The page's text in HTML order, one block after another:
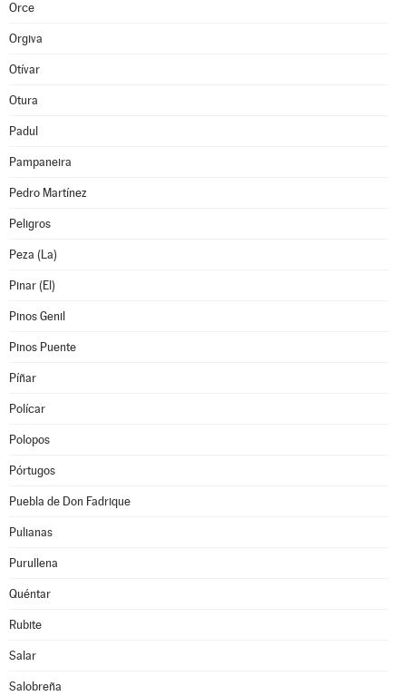
Orce
Orgiva
Otívar
Otura
Padul
Pampaneira
Pedro Martínez
Peligros
Peza (La)
Pinar (El)
Pinos Genil
Pinos Puente
Píñar
Polícar
Polopos
Pórtugos
Puebla de Don Fadrique
Pulianas
Purullena
Quéntar
Rubite
Salar
Salobreña